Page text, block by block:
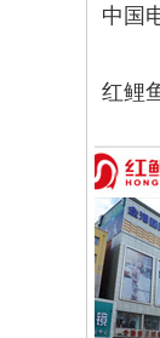
中国
红鲤